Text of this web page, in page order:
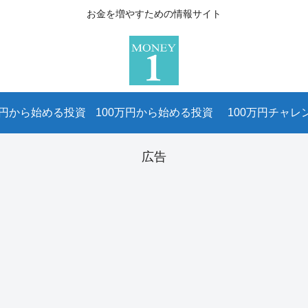
お金を増やすための情報サイト
から始める投資 100万円から始める投資 100万円チャレ
広告